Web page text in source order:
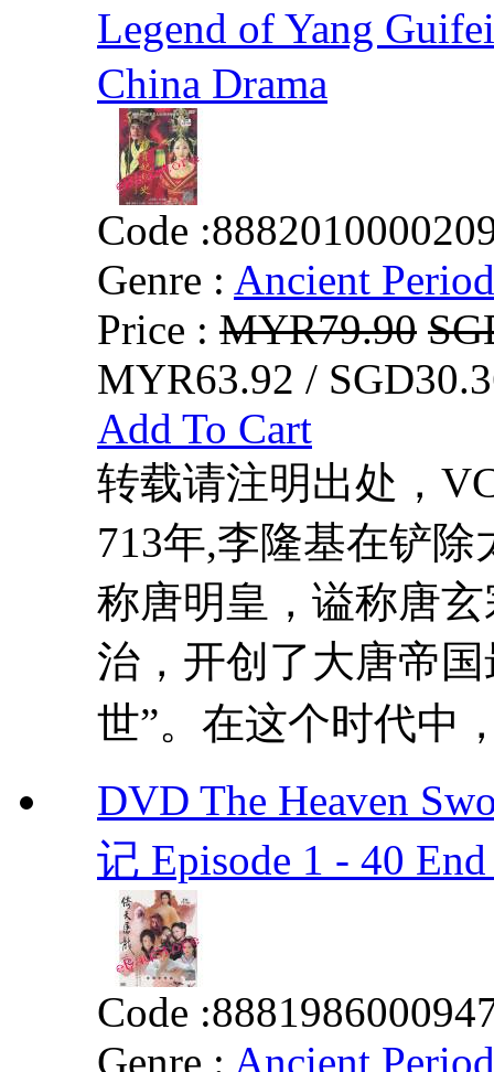
Legend of Yang
China Drama
Code :
Genre : Ancient Period
Price : MYR79.90
MYR63.92 /
Add To Cart
转载请注明出处，
713年,李隆基在铲
称唐明皇，谥称唐
治，开创了大唐帝
世”。在这个时代中
DVD The Heaven
记 Episode 1 - 40
Code :
Genre : Ancient Period